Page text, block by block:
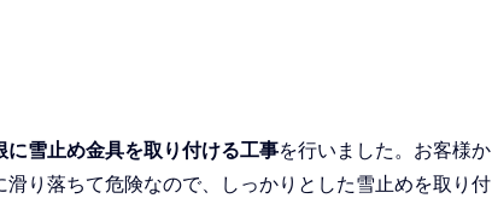
に雪止め金具を取り付ける工事を行いました。お客様か
り落ちて危険なので、しっかりとした雪止めを取り付